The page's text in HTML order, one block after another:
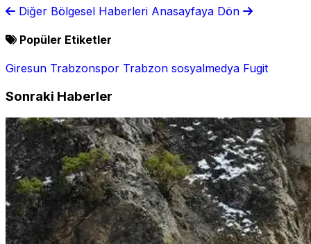
Diğer Bölgesel Haberleri Anasayfaya Dön
Popüler Etiketler
Giresun Trabzonspor Trabzon sosyalmedya Fugit
Sonraki Haberler